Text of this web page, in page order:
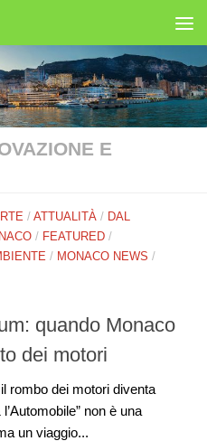
E
/ ATTUALITÀ / DAL
/ FEATURED /
/ MONACO NEWS /
quando Monaco
dei motori
rombo dei motori diventa
non è una
un viaggio...